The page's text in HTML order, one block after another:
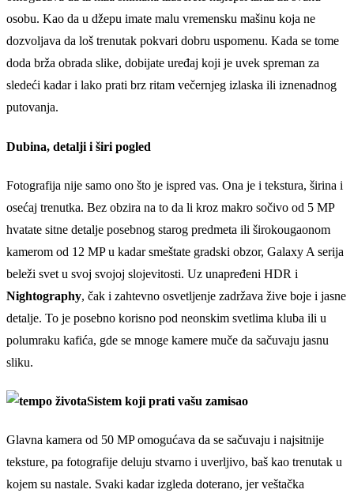
osobu. Kao da u džepu imate malu vremensku mašinu koja ne
dozvoljava da loš trenutak pokvari dobru uspomenu. Kada se tome
doda brža obrada slike, dobijate uređaj koji je uvek spreman za
sledeći kadar i lako prati brz ritam večernjeg izlaska ili iznenadnog
putovanja.
Dubina, detalji i širi pogled
Fotografija nije samo ono što je ispred vas. Ona je i tekstura, širina i
osećaj trenutka. Bez obzira na to da li kroz makro sočivo od 5 MP
hvatate sitne detalje posebnog starog predmeta ili širokougaonom
kamerom od 12 MP u kadar smeštate gradski obzor, Galaxy A serija
beleži svet u svoj svojoj slojevitosti. Uz unapređeni HDR i
Nightography, čak i zahtevno osvetljenje zadržava žive boje i jasne
detalje. To je posebno korisno pod neonskim svetlima kluba ili u
polumraku kafića, gde se mnoge kamere muče da sačuvaju jasnu
sliku.
Sistem koji prati vašu zamisao
Glavna kamera od 50 MP omogućava da se sačuvaju i najsitnije
teksture, pa fotografije deluju stvarno i uverljivo, baš kao trenutak u
kojem su nastale. Svaki kadar izgleda doterano, jer veštačka